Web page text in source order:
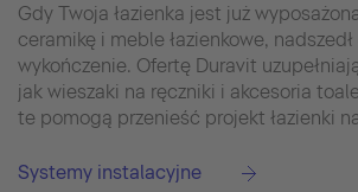
Gdy Twoja łazienka jest już
ceramikę i meble łazienkowe, nadszedł
wykończenie. Ofertę Duravit
jak wieszaki na ręczniki i akcesoria
te pomogą przenieść projekt łazienki
Systemy instalacyjne